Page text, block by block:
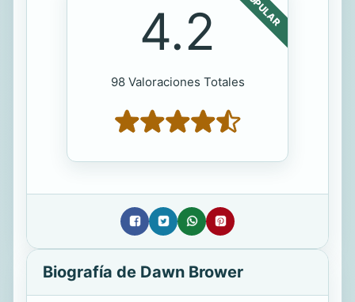
4.2
98 Valoraciones Totales
Biografía de Dawn Brower